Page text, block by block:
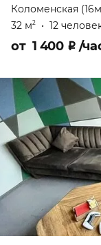
Коломенская
32 м2 • 12
от 1 400 ₽ /